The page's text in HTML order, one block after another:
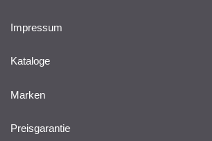
Impressum
Kataloge
Marken
Preisgarantie